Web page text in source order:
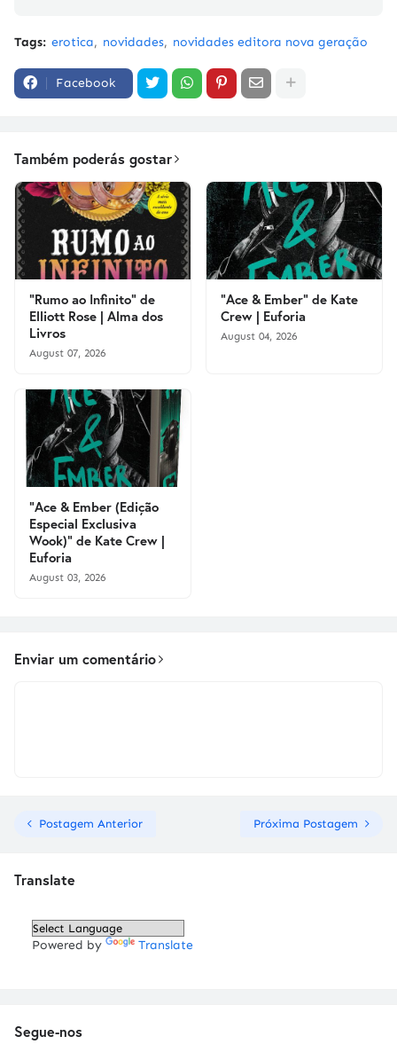
Tags: erotica novidades novidades editora nova geração
Facebook
Também poderás gostar
"Rumo ao Infinito" de
Elliott Rose | Alma dos
Livros
August 07, 2026
"Ace & Ember" de Kate
Crew | Euforia
August 04, 2026
"Ace & Ember (Edição
Especial Exclusiva
Wook)" de Kate Crew |
Euforia
August 03, 2026
Enviar um comentário
Postagem Anterior Próxima Postagem
Translate
Powered by Translate
Segue-nos